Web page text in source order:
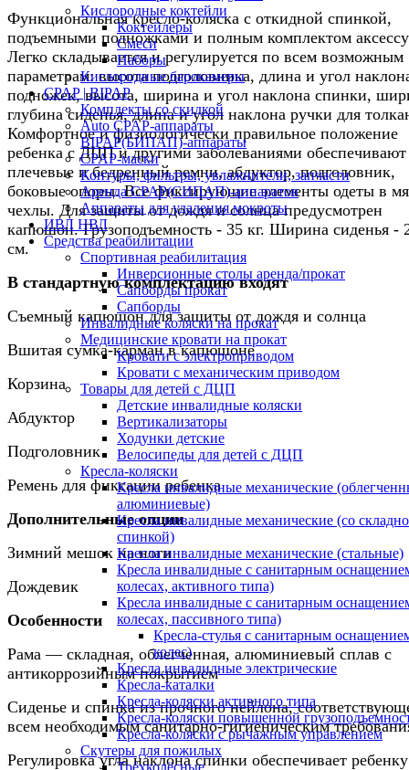
Кислородные коктейли
Коктейлеры
Смеси
Наборы
Кислородные барокамеры
CPAP | BIPAP
Комплекты со скидкой
Auto CPAP-аппараты
BIPAP(БИПАП)-аппараты
CPAP-маски
Контуры, фильтры, увлажнители, запчасти
Аренда CPAP(СИПАП)-аппаратов
Аппараты для удаления мокроты
ИВЛ НВЛ
Средства реабилитации
Спортивная реабилитация
Инверсионные столы аренда/прокат
Сапборды прокат
Сапборды
Инвалидные коляски на прокат
Медицинские кровати на прокат
Кровати с электроприводом
Кровати с механическим приводом
Товары для детей с ДЦП
Детские инвалидные коляски
Вертикализаторы
Ходунки детские
Велосипеды для детей с ДЦП
Кресла-коляски
Кресла инвалидные механические
алюминиевые)
Кресла инвалидные механические (со
спинкой)
Кресла инвалидные механические (стальные)
Кресла инвалидные с санитарным
колесах, активного типа)
Кресла инвалидные с санитарным
колесах, пассивного типа)
Кресла-стулья с санитарным
колес)
Кресла инвалидные электрические
Кресла-каталки
Кресла-коляски активного типа
Кресла-коляски повышенной
Кресла-коляски с рычажным управлением
Скутеры для пожилых
Трёхколёсные
Функциональная кресло-коляска с откидной спинкой,
подъемными подножками и полным комплектом
Легко складывается и регулируется по всем возможным
параметрам: высота подголовника, длина и угол
подножек, высота, ширина и угол наклона спинки,
глубина сиденья, длина и угол наклона ручки для
Комфортное и физиологически правильное положение
ребенка с ДЦП и другими заболеваниями обеспечивают
плечевые и бедренный ремни, абдуктор, подголовник,
боковые опоры. Все фиксирующие элементы одеты в
чехлы. Для защиты от дождя и солнца предусмотрен
капюшон. Грузоподъемность - 35 кг. Ширина сиденья -
см.
В стандартную комплектацию входят
Съемный капюшон для защиты от дождя и солнца
Вшитая сумка-карман в капюшоне
Корзина
Абдуктор
Подголовник
Ремень для фиксации ребенка
Дополнительные опции
Зимний мешок на ноги
Дождевик
Особенности
Рама — складная, облегченная, алюминиевый сплав с
антикоррозийным покрытием
Сиденье и спинка из прочного нейлона,
всем необходимым санитарно-гигиеническим
Регулировка угла наклона спинки обеспечивает ребенку